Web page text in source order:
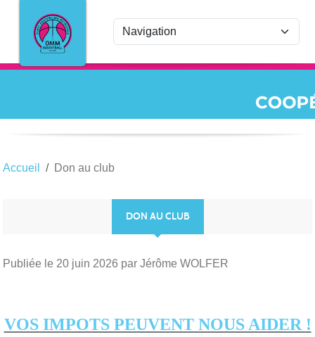
Accueil Don au club
DON AU CLUB
Publiée le 20 juin 2026 par Jérôme WOLFER
VOS IMPOTS PEUVENT NOUS AIDER !